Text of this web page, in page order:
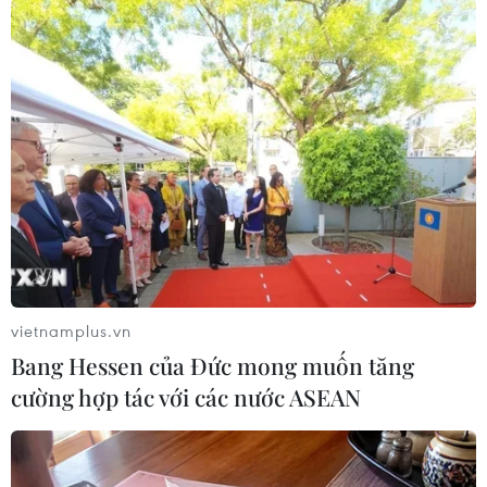
trận thắng Thụy Điển đã nêu bật cách quản lý
của ông. Thuyền trưởng của Tam Sư tán dương
không chỉ các cầu thủ đá chính, mà còn ca ngợi
những người không ra sân như Phil Jones, Gary
Cahill hay Danny Welbeck. Đó là một Southgate
đề cao tính tập thể, một người biết gắn kết từng
cầu thủ trở thành một khối vững chắc, và đang
cố gắng từng bước hiện thực hóa giấc mơ "đưa
bóng đá về nhà"./.
(TTXVN/Vietnam+)
vietnamplus.vn
Bang Hessen của Đức mong muốn tăng
cường hợp tác với các nước ASEAN